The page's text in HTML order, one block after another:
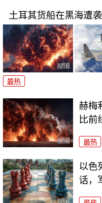
土耳其货船在黑海遭
最热
赫梅
比前
最热
以色
话，